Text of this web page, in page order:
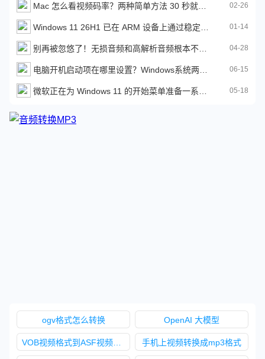
02-26
01-14
04-28
06-15
05-18
ogv格式怎么转换 OpenAI 大模型
手机上视频转换成mp3格式